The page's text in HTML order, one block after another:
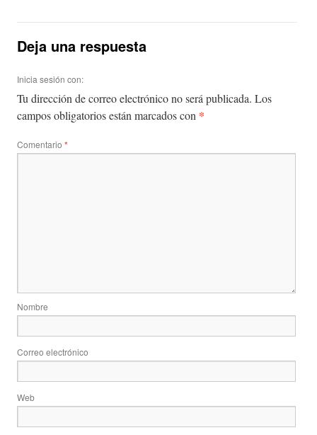
Deja una respuesta
Inicia sesión con:
Tu dirección de correo electrónico no será publicada. Los
campos obligatorios están marcados con *
Comentario *
Nombre
Correo electrónico
Web